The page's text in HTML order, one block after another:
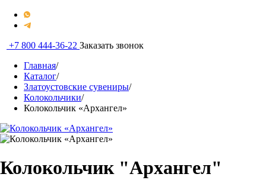
+7 800 444-36-22 Заказать звонок
Главная/
Каталог/
Златоустовские сувениры/
Колокольчики/
Колокольчик «Архангел»
Колокольчик "Архангел"